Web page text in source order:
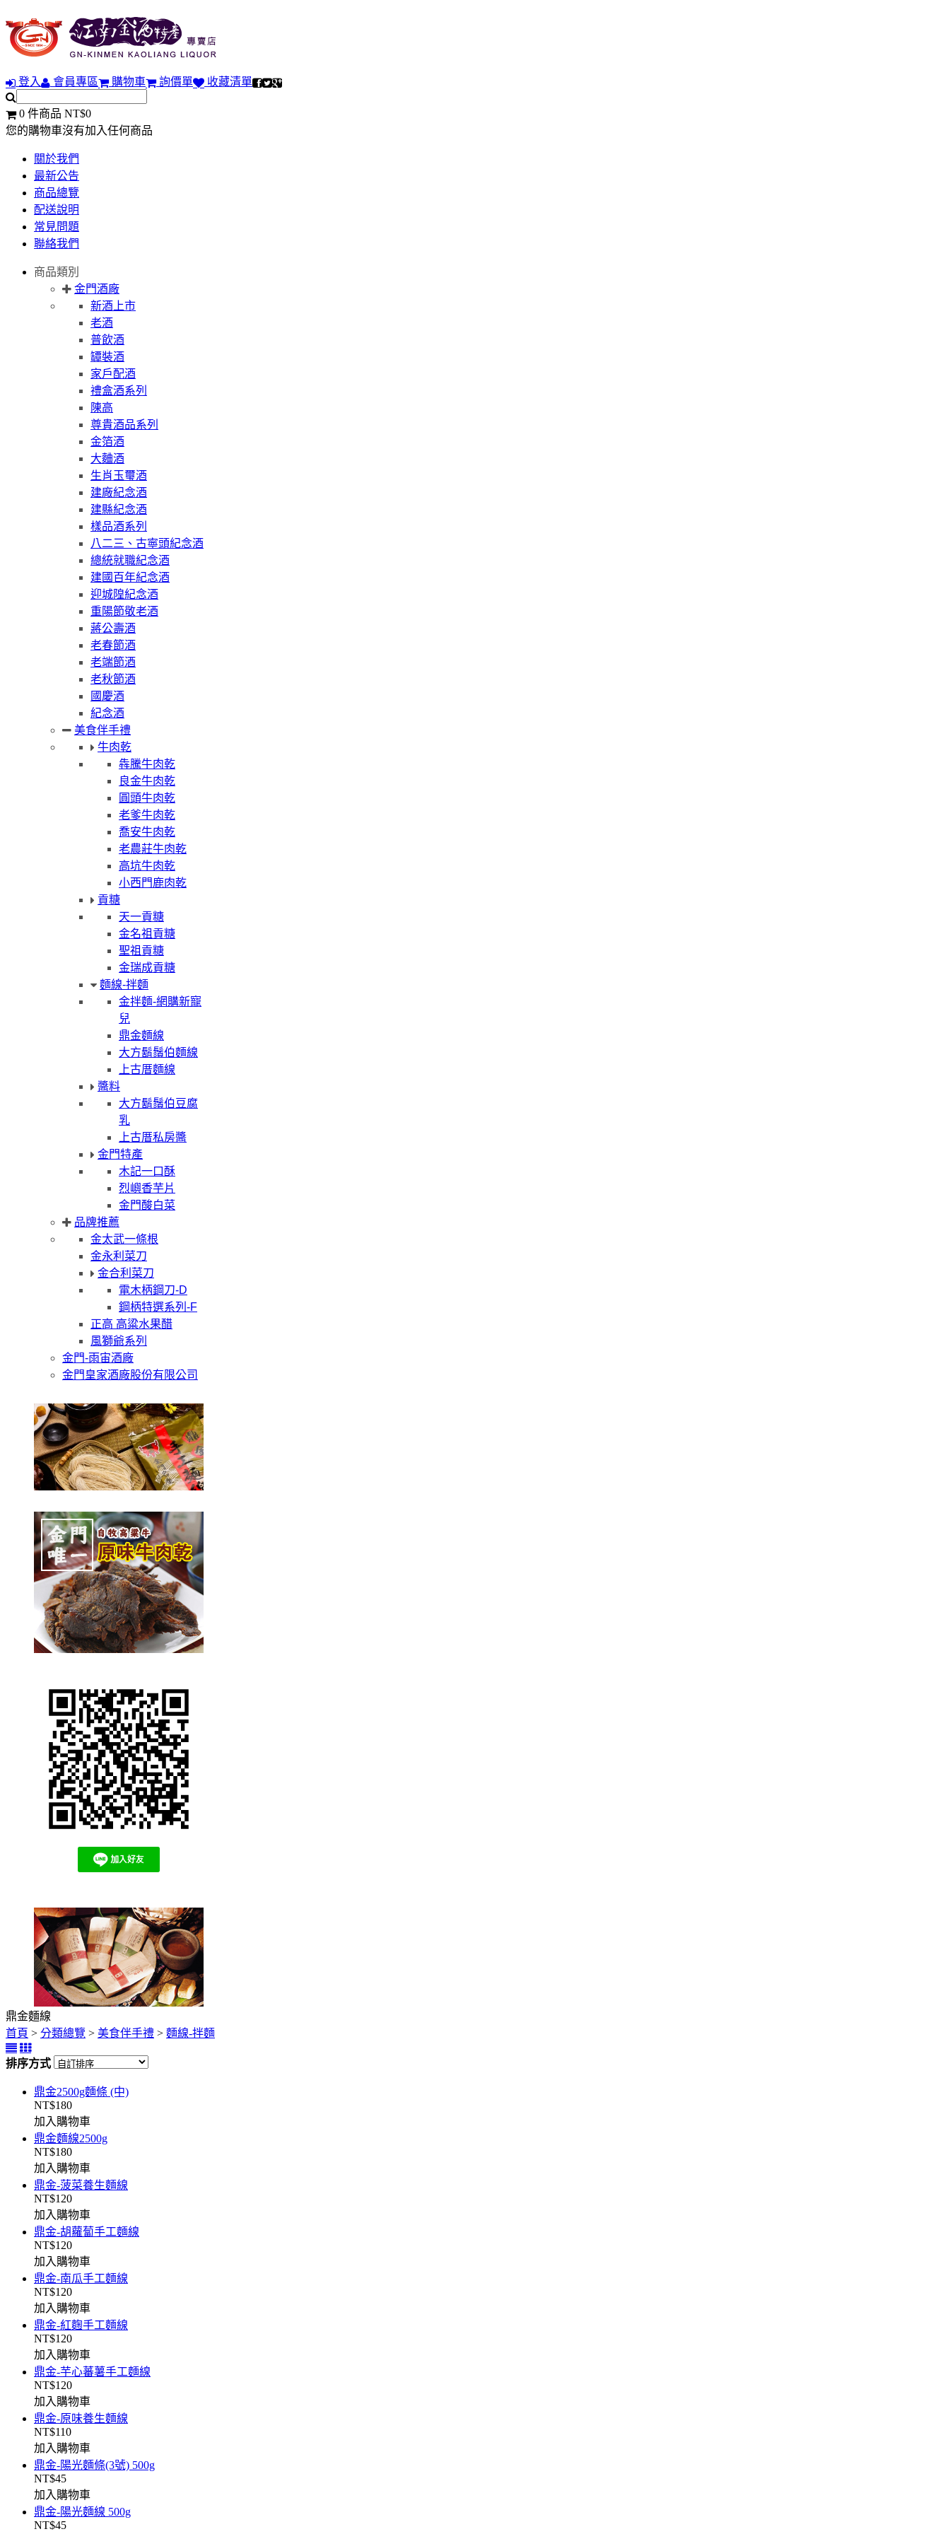
登入 會員專區 購物車 詢價單 收藏清單
0 件商品 NT$0
您的購物車沒有加入任何商品
關於我們
最新公告
商品總覽
配送說明
常見問題
聯絡我們
商品類別
金門酒廠
新酒上市
老酒
普飲酒
罈裝酒
家戶配酒
禮盒酒系列
陳高
尊貴酒品系列
金箔酒
大麯酒
生肖玉璽酒
建廠紀念酒
建縣紀念酒
樣品酒系列
八二三、古寧頭紀念酒
總統就職紀念酒
建國百年紀念酒
迎城隍紀念酒
重陽節敬老酒
蔣公壽酒
老春節酒
老端節酒
老秋節酒
國慶酒
紀念酒
美食伴手禮
牛肉乾
犇騰牛肉乾
良金牛肉乾
圓頭牛肉乾
老爹牛肉乾
喬安牛肉乾
老農莊牛肉乾
高坑牛肉乾
小西門鹿肉乾
貢糖
天一貢糖
金名祖貢糖
聖祖貢糖
金瑞成貢糖
麵線-拌麵
金拌麵-網購新寵
兒
鼎金麵線
大方鬍鬚伯麵線
上古厝麵線
醬料
大方鬍鬚伯豆腐
乳
上古厝私房醬
金門特產
木記一口酥
烈嶼香芋片
金門酸白菜
品牌推薦
金太武一條根
金永利菜刀
金合利菜刀
電木柄鋼刀-D
鋼柄特選系列-F
正高 高粱水果醋
風獅爺系列
金門-雨宙酒廠
金門皇家酒廠股份有限公司
鼎金麵線
首頁 > 分類總覽 > 美食伴手禮 > 麵線-拌麵
排序方式
鼎金2500g麵條 (中)
NT$180
加入購物車
鼎金麵線2500g
NT$180
加入購物車
鼎金-菠菜養生麵線
NT$120
加入購物車
鼎金-胡蘿蔔手工麵線
NT$120
加入購物車
鼎金-南瓜手工麵線
NT$120
加入購物車
鼎金-紅麴手工麵線
NT$120
加入購物車
鼎金-芋心蕃薯手工麵線
NT$120
加入購物車
鼎金-原味養生麵線
NT$110
加入購物車
鼎金-陽光麵條(3號) 500g
NT$45
加入購物車
鼎金-陽光麵線 500g
NT$45